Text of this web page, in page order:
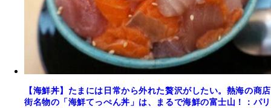
【海鮮丼】たまには日常から外れた贅沢がしたい。熱海の商店
街名物の「海鮮てっぺん丼」は、まるで海鮮の富士山！：パリ